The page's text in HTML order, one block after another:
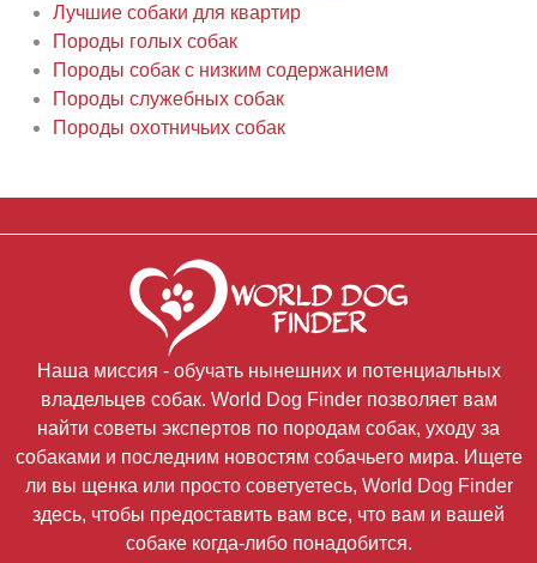
Лучшие собаки для квартир
Породы голых собак
Породы собак с низким содержанием
Породы служебных собак
Породы охотничьих собак
Наша миссия - обучать нынешних и потенциальных
владельцев собак. World Dog Finder позволяет вам
найти советы экспертов по породам собак, уходу за
собаками и последним новостям собачьего мира. Ищете
ли вы щенка или просто советуетесь, World Dog Finder
здесь, чтобы предоставить вам все, что вам и вашей
собаке когда-либо понадобится.